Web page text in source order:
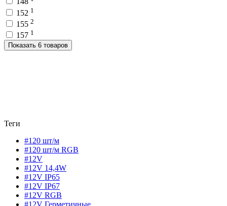
152 1
155 2
157 1
Показать 6 товаров
Теги
#120 шт/м
#120 шт/м RGB
#12V
#12V 14,4W
#12V IP65
#12V IP67
#12V RGB